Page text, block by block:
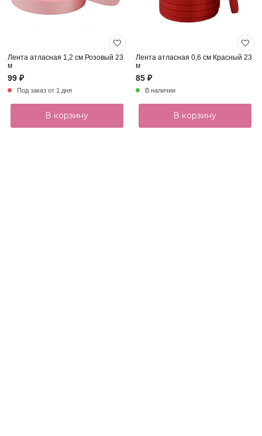
Лента атласная 1,2 см Розовый 23
м
99 ₽
Под заказ от 1 дня
В корзину
Лента атласная 0,6 см Красный 23
м
85 ₽
В наличии
В корзину